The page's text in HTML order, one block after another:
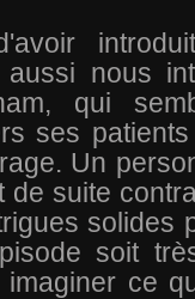
nous
qui
ses
Un
suite
solides
soit
ce